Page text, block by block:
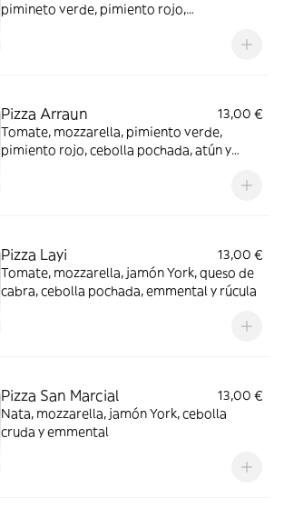
pimineto verde, pimiento rojo,
Pizza Arraun
13,00 €
Tomate, mozzarella, pimiento verde,
pimiento rojo, cebolla pochada, atún y
Pizza Layi
13,00 €
Tomate, mozzarella, jamón York, queso de
cabra, cebolla pochada, emmental y rúcula
Pizza San Marcial
13,00 €
Nata, mozzarella, jamón York, cebolla
cruda y emmental